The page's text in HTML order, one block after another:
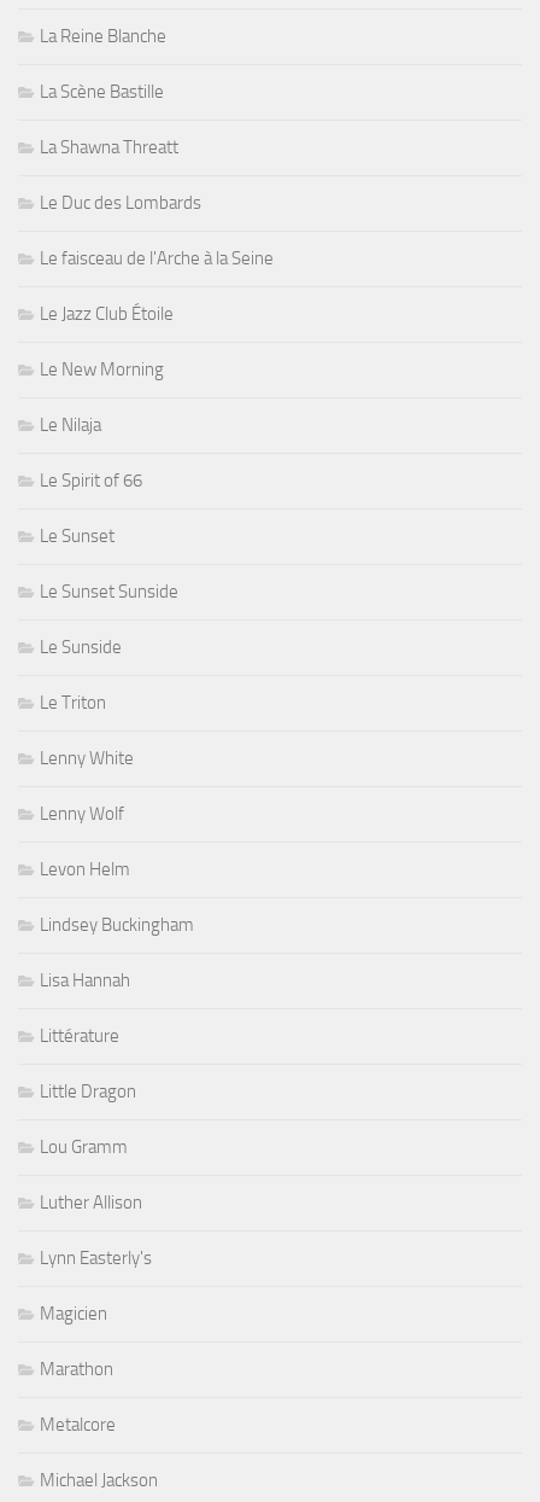
La Reine Blanche
La Scène Bastille
La Shawna Threatt
Le Duc des Lombards
Le faisceau de l'Arche à la Seine
Le Jazz Club Étoile
Le New Morning
Le Nilaja
Le Spirit of 66
Le Sunset
Le Sunset Sunside
Le Sunside
Le Triton
Lenny White
Lenny Wolf
Levon Helm
Lindsey Buckingham
Lisa Hannah
Littérature
Little Dragon
Lou Gramm
Luther Allison
Lynn Easterly's
Magicien
Marathon
Metalcore
Michael Jackson